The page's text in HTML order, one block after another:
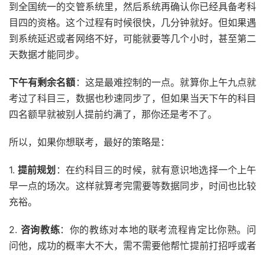
到全国统一的交管系统里，然后系统再确认你已经具备考科
目四的资格。这个过程有时候很快，几分钟就好。但如果遇
到系统延迟或者网络不好，可能就要等几个小时，甚至第二
天数据才能同步。
下午有剩余名額 ：这是最难控制的一点。就算你上午九点就
考过了科目三，数据也秒速同步了，但如果当天下午的科目
四名额早就被别人提前约满了，那你还是考不了。
所以，如果你想联考，最好的策略是：
1.提前规划 ：在约科目三的时候，就有意识地选择一个上午
早一点的场次。这样就算考完需要等数据同步，时间也比较
充裕。
2. 咨询教练：你的教练对本地的联考流程肯定比你熟。问
问他，成功的概率大不大，需不需要他帮忙提前打招呼或者